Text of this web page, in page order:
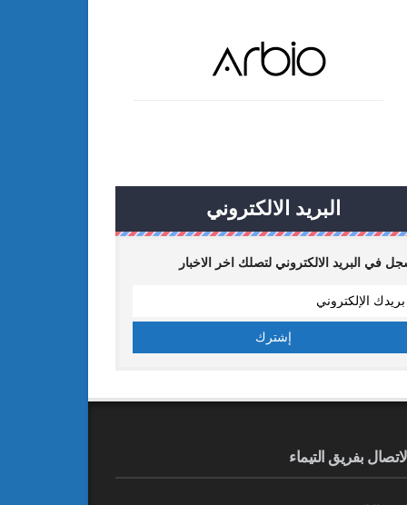
البريد الالكتروني
في البريد الالكتروني لتصلك اخر الاخبار
الاتصال بفريق التيماء